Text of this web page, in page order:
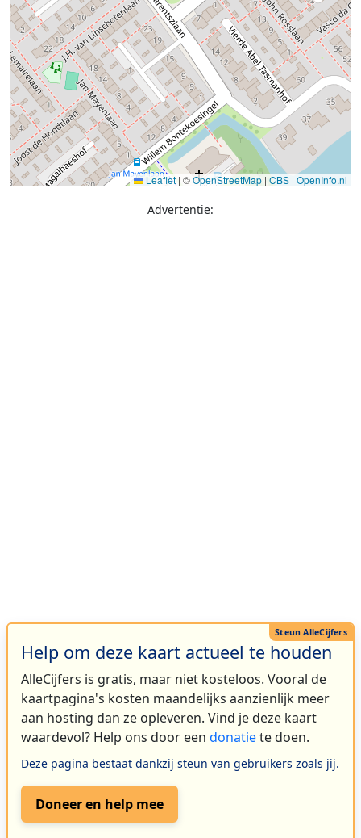
Leaflet | ©OpenStreetMap | CBS | OpenInfo.nl
Advertentie:
Help om deze kaart actueel te houden
AlleCijfers is gratis, maar niet kosteloos. Vooral de
kaartpagina's kosten maandelijks aanzienlijk meer
aan hosting dan ze opleveren. Vind je deze kaart
waardevol? Help ons door een donatiete doen.
Deze pagina bestaat dankzij steun van gebruikers zoals jij.
Doneer en help mee